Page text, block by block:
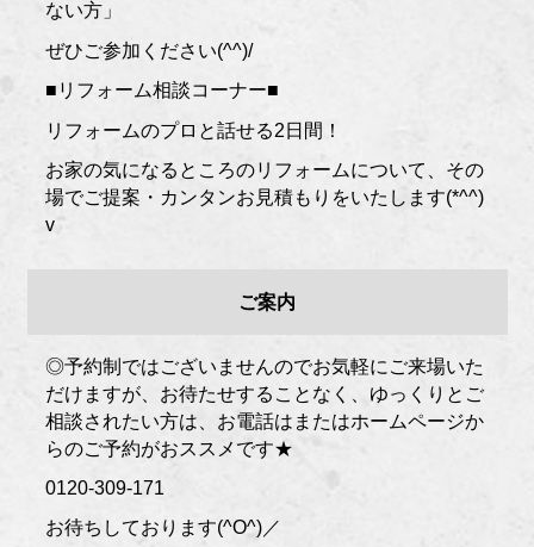
ない方」
ぜひご参加ください(^^)/
■リフォーム相談コーナー■
リフォームのプロと話せる2日間！
お家の気になるところのリフォームについて、その
場でご提案・カンタンお見積もりをいたします(*^^)
v
ご案内
◎予約制ではございませんのでお気軽にご来場いた
だけますが、お待たせすることなく、ゆっくりとご
相談されたい方は、お電話はまたはホームページか
らのご予約がおススメです★
0120-309-171
お待ちしております(^O^)／